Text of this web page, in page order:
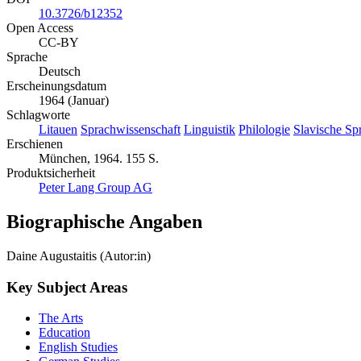
10.3726/b12352
Open Access
CC-BY
Sprache
Deutsch
Erscheinungsdatum
1964 (Januar)
Schlagworte
Litauen Sprachwissenschaft Linguistik Philologie Slavische
Erschienen
München, 1964. 155 S.
Produktsicherheit
Peter Lang Group AG
Biographische Angaben
Daine Augustaitis (Autor:in)
Key Subject Areas
The Arts
Education
English Studies